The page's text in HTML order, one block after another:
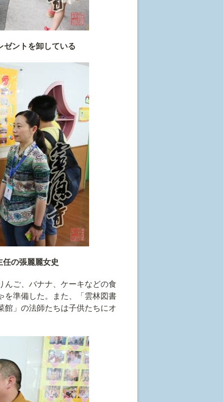
ゼントを卸している
の張麗麗女史
んご、バナナ、ケーキなどの食
を準備した。また、「雲林図書
館」の法師たちは子供たちにオ